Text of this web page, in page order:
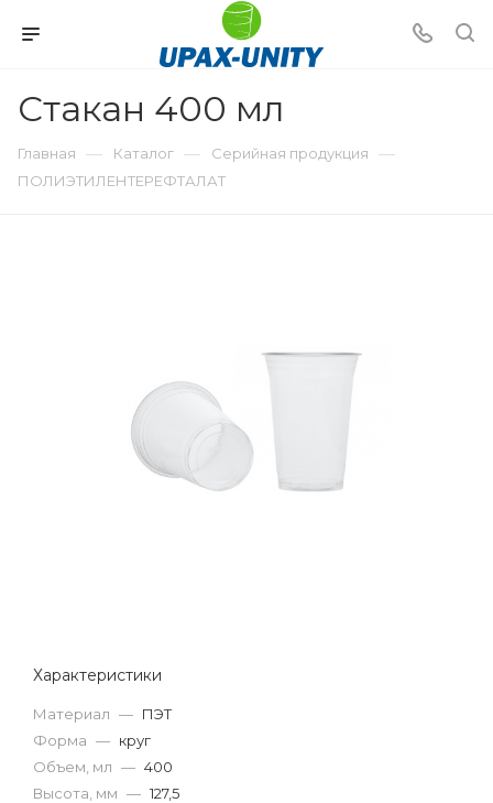
Стакан 400 мл
Главная — Каталог — Серийная продукция —
ПОЛИЭТИЛЕНТЕРЕФТАЛАТ
Характеристики
Материал — ПЭТ
Форма — круг
Объем, мл — 400
Высота, мм — 127,5